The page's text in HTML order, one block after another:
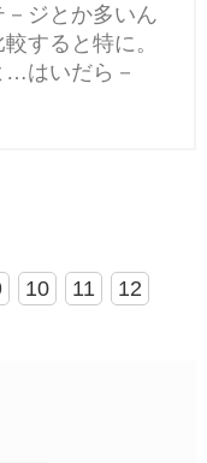
ジとか多いん
すると特に。
…はいだら－
10 11 12